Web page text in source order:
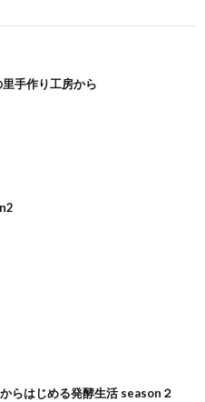
手作り工房から
らはじめる発酵生活 season２